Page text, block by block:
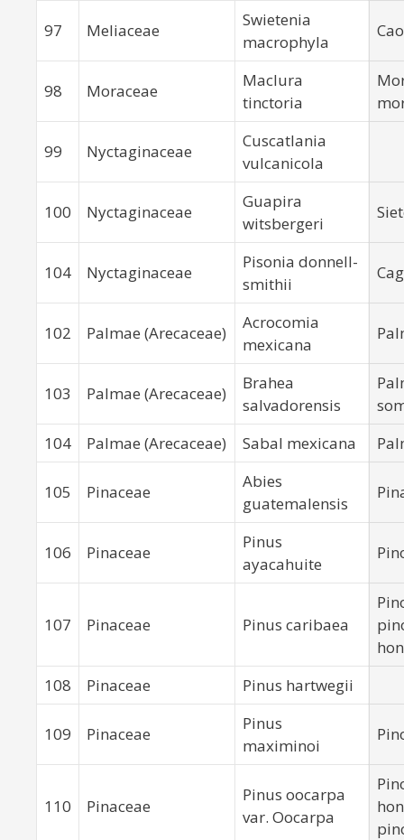
97 Meliaceae
Swietenia
macrophyla
98 Moraceae
Maclura
tinctoria
99 Nyctaginaceae
Cuscatlania
vulcanicola
100 Nyctaginaceae
Guapira
witsbergeri
104 Nyctaginaceae
Pisonia donnell-
smithii
102 Palmae (Arecaceae)
Acrocomia
mexicana
103 Palmae (Arecaceae)
Brahea
salvadorensis
104
Palmae (Arecaceae) Sabal mexicana
105 Pinaceae
Abies
guatemalensis
106 Pinaceae
Pinus
ayacahuite
107 Pinaceae Pinus caribaea
108
Pinaceae Pinus hartwegii
109 Pinaceae
Pinus
maximinoi
110 Pinaceae
Pinus oocarpa
var. Oocarpa